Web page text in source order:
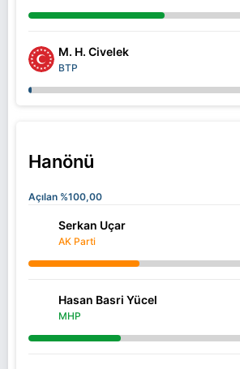
M. H. Civelek
BTP
Hanönü
Açılan %100,00
Serkan Uçar
AK Parti
Hasan Basri Yücel
MHP